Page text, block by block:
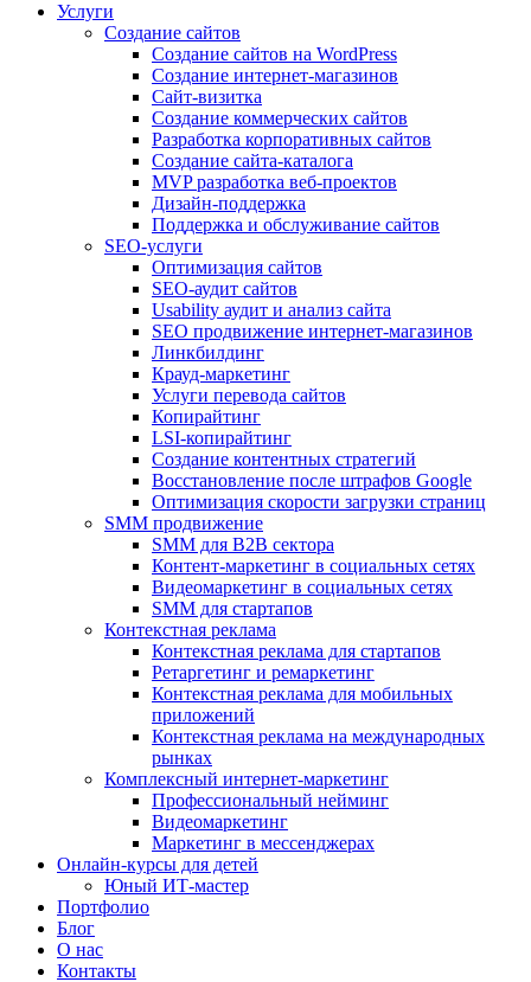
Услуги
Создание сайтов
Создание сайтов на WordPress
Создание интернет-магазинов
Сайт-визитка
Создание коммерческих сайтов
Разработка корпоративных сайтов
Создание сайта-каталога
MVP разработка веб-проектов
Дизайн-поддержка
Поддержка и обслуживание сайтов
SEO-услуги
Оптимизация сайтов
SEO-аудит сайтов
Usability аудит и анализ сайта
SEO продвижение интернет-магазинов
Линкбилдинг
Крауд-маркетинг
Услуги перевода сайтов
Копирайтинг
LSI-копирайтинг
Создание контентных стратегий
Восстановление после штрафов Google
Оптимизация скорости загрузки страниц
SMM продвижение
SMM для B2B сектора
Контент-маркетинг в социальных сетях
Видеомаркетинг в социальных сетях
SMM для стартапов
Контекстная реклама
Контекстная реклама для стартапов
Ретаргетинг и ремаркетинг
Контекстная реклама для мобильных
приложений
Контекстная реклама на международных
рынках
Комплексный интернет-маркетинг
Профессиональный нейминг
Видеомаркетинг
Маркетинг в мессенджерах
Онлайн-курсы для детей
Юный ИТ-мастер
Портфолио
Блог
О нас
Контакты